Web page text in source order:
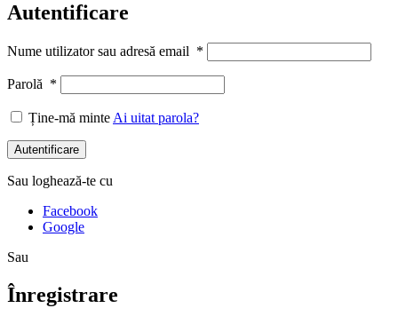
Autentificare
Nume utilizator sau adresă email *
Parolă *
Ține-mă minte Ai uitat parola?
Autentificare
Sau loghează-te cu
Facebook
Google
Sau
Înregistrare